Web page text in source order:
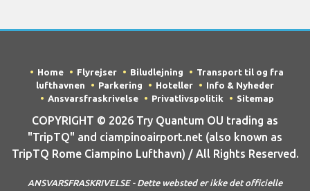
Home Flyrejser Biludlejning
Transport til og fra
lufthavnen
Parkering Hoteller
Info & Nyheder
Ansvarsfraskrivelse
Privatlivspolitik Sitemap
COPYRIGHT © 2026 Try Quantum OU trading as
"TripTQ" and ciampinoairport.net (also known as
TripTQ Rome Ciampino Lufthavn) / All Rights Reserved.
ANSVARSFRASKRIVELSE - Dette websted er ikke det officielle